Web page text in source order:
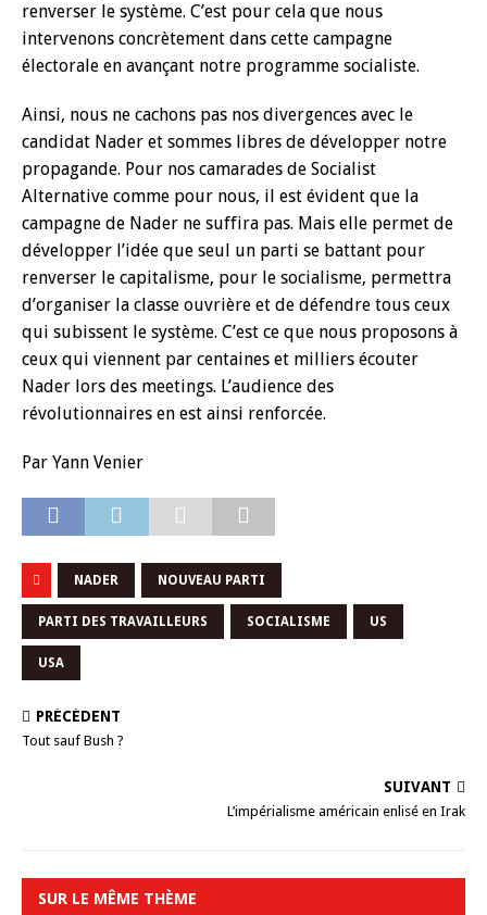
renverser le système. C’est pour cela que nous
intervenons concrètement dans cette campagne
électorale en avançant notre programme socialiste.
Ainsi, nous ne cachons pas nos divergences avec le
candidat Nader et sommes libres de développer notre
propagande. Pour nos camarades de Socialist
Alternative comme pour nous, il est évident que la
campagne de Nader ne suffira pas. Mais elle permet de
développer l’idée que seul un parti se battant pour
renverser le capitalisme, pour le socialisme, permettra
d’organiser la classe ouvrière et de défendre tous ceux
qui subissent le système. C’est ce que nous proposons à
ceux qui viennent par centaines et milliers écouter
Nader lors des meetings. L’audience des
révolutionnaires en est ainsi renforcée.
Par Yann Venier
NADER NOUVEAU PARTI
PARTI DES TRAVAILLEURS SOCIALISME US
USA
PRÉCÉDENT
Tout sauf Bush ?
SUIVANT
L’impérialisme américain enlisé en Irak
SUR LE MÊME THÈME